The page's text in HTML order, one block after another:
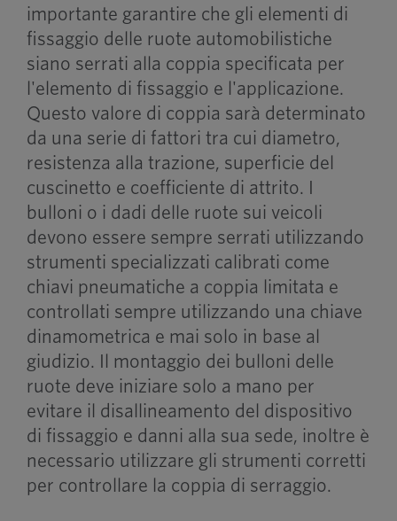
importante garantire che gli elementi di
fissaggio delle ruote automobilistiche
siano serrati alla coppia specificata per
l'elemento di fissaggio e l'applicazione.
Questo valore di coppia sarà determinato
da una serie di fattori tra cui diametro,
resistenza alla trazione, superficie del
cuscinetto e coefficiente di attrito. I
bulloni o i dadi delle ruote sui veicoli
devono essere sempre serrati utilizzando
strumenti specializzati calibrati come
chiavi pneumatiche a coppia limitata e
controllati sempre utilizzando una chiave
dinamometrica e mai solo in base al
giudizio. Il montaggio dei bulloni delle
ruote deve iniziare solo a mano per
evitare il disallineamento del dispositivo
di fissaggio e danni alla sua sede, inoltre è
necessario utilizzare gli strumenti corretti
per controllare la coppia di serraggio.